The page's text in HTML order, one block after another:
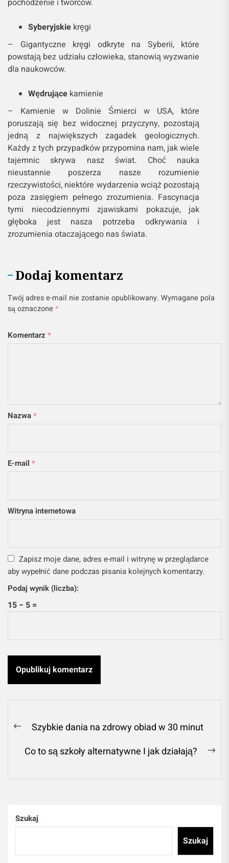
pochodzenie i twórców.
Syberyjskie kręgi
– Gigantyczne kręgi odkryte na Syberii, które
powstają bez udziału człowieka, stanowią wyzwanie
dla naukowców.
Wędrujące kamienie
– Kamienie w Dolinie Śmierci w USA, które
poruszają się bez widocznej przyczyny, pozostają
jedną z największych zagadek geologicznych.
Każdy z tych przypadków przypomina nam, jak wiele
tajemnic skrywa nasz świat. Choć nauka
nieustannie poszerza nasze rozumienie
rzeczywistości, niektóre wydarzenia wciąż pozostają
poza zasięgiem pełnego zrozumienia. Fascynacja
tymi niecodziennymi zjawiskami pokazuje, jak
głęboka jest nasza potrzeba odkrywania i
zrozumienia otaczającego nas świata.
Dodaj komentarz
Twój adres e-mail nie zostanie opublikowany. Wymagane pola
są oznaczone *
Komentarz *
Nazwa*
E-mail *
Witryna internetowa
Zapisz moje dane, adres e-mail i witrynę w przeglądarce
aby wypełnić dane podczas pisania kolejnych komentarzy.
Podaj wynik (liczba):
15 − 5 =
Nawigacja
Previous
post:
Szybkie dania na zdrowy obiad w 30 minut
Co to są szkoły alternatywne I jak działają?
Szukaj
Szukaj